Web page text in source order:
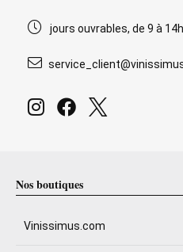
jours ouvrables, de 9 à 14h
Nos boutiques
Vinissimus.com